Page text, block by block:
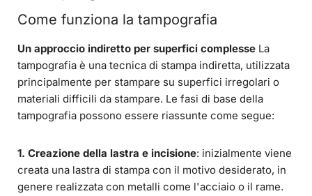
Come funziona la tampografia
Un approccio indiretto per superfici complesse La
tampografia è una tecnica di stampa indiretta, utilizzata
principalmente per stampare su superfici irregolari o
materiali difficili da stampare. Le fasi di base della
tampografia possono essere riassunte come segue:
1. Creazione della lastra e incisione: inizialmente viene
creata una lastra di stampa con il motivo desiderato, in
genere realizzata con metalli come l'acciaio o il rame.